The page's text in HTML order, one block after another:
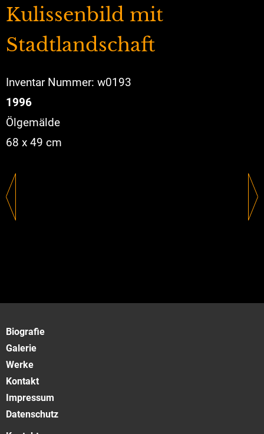
Kulissenbild mit
Stadtlandschaft
Inventar Nummer: w0193
1996
Ölgemälde
68 x 49 cm
Biografie
Galerie
Werke
Kontakt
Impressum
Datenschutz